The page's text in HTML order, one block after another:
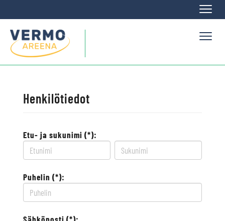
Henkilötiedot
Etu- ja sukunimi (*):
Puhelin (*):
Sähköposti (*):